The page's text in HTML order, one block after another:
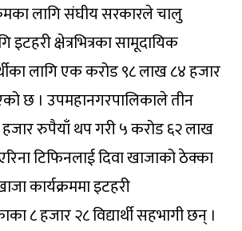
लागि संघीय सरकारले चालु
इटहरी क्षेत्रभित्रका सामूदायिक
लागि एक करोड ९८ लाख ८४ हजार
छ । उपमहानगरपालिकाले तीन
रुपैयाँ थप गरी ५ करोड ६२ लाख
टिफिनलाई दिवा खाजाको ठेक्का
कार्यक्रममा इटहरी
८ हजार २८ विद्यार्थी सहभागी छन् ।